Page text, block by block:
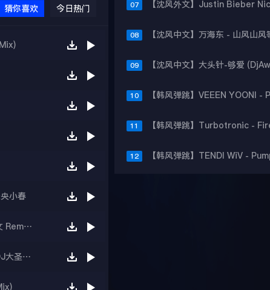
猜你喜欢 今日热门
小春
【沈风外文】老曲翻新HEIHEIHEIHEI(Dj.Eivin一文 Remix)
【红 番 区】Gollo WooPaa - Do You Dance（DJ大圣 Mix）
07
08
09
10
11
12